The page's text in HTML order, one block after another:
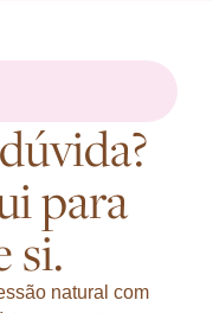
para
si.
natural com